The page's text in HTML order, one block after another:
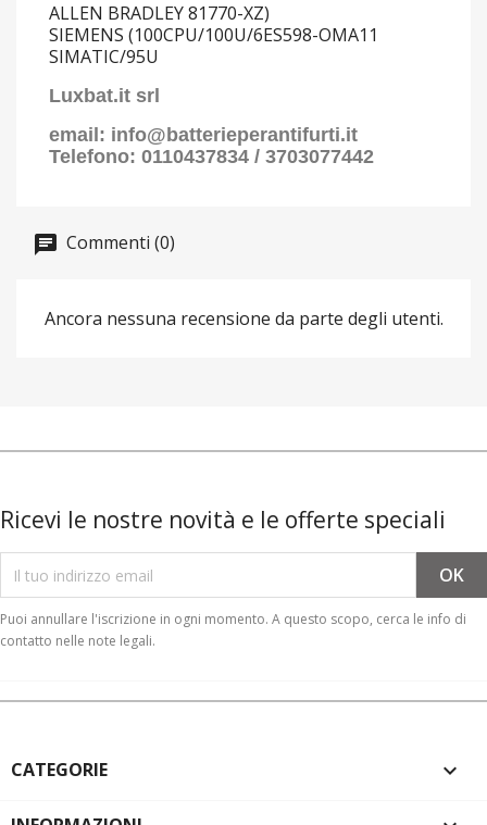
ALLEN BRADLEY 81770-XZ)
SIEMENS (100CPU/100U/6ES598-OMA11
SIMATIC/95U
Luxbat.it srl
email: info@batterieperantifurti.it
Telefono: 0110437834 / 3703077442
Commenti (0)
Ancora nessuna recensione da parte degli utenti.
Ricevi le nostre novità e le offerte speciali
Puoi annullare l'iscrizione in ogni momento. A questo scopo, cerca le info di
contatto nelle note legali.
CATEGORIE 